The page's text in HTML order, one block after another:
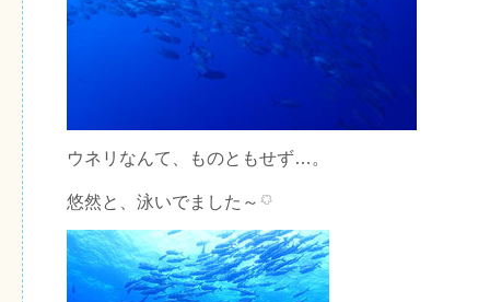
ウネリなんて、ものともせず…。
悠然と、泳いでました～